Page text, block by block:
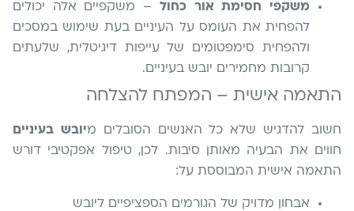
משקפי חסימת אור כחול – משקפיים אלה יכולים
להפחית את העומס על העיניים בעת שימוש במסכים
ולהפחית סימפטומים של עייפות דיגיטלית, שלעתים
קרובות מחמירים יובש בעיניים.
התאמה אישית – המפתח להצלחה
חשוב להדגיש שלא כל האנשים הסובלים מיובש בעיניים
חווים את הבעיה מאותן סיבות. לכן, טיפול אפקטיבי דורש
התאמה אישית המבוססת על:
אבחון מדויק של הגורמים הספציפיים ליובש